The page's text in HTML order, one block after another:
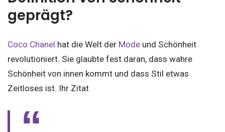
geprägt?
Coco Chanel hat die Welt der Mode und Schönheit
revolutioniert. Sie glaubte fest daran, dass wahre
Schönheit von innen kommt und dass Stil etwas
Zeitloses ist. Ihr Zitat